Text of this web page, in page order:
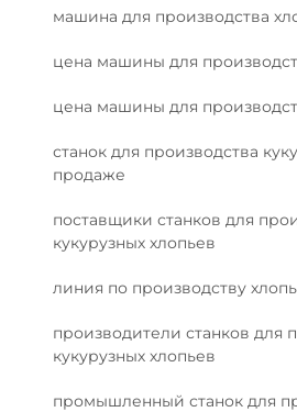
машина для производства
цена машины для
цена машины для
станок для производства
продаже
поставщики станков для
кукурузных хлопьев
линия по производству
производители станков для
кукурузных хлопьев
промышленный станок для